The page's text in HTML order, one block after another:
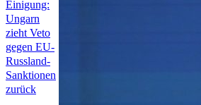
Einigung:
Ungarn
zieht Veto
gegen EU-
Russland-
Sanktionen
zurück